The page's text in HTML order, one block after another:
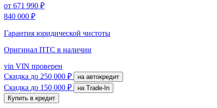
от 671 990 ₽
840 000 ₽
Гарантия юридической чистоты
Оригинал ПТС в наличии
vin VIN проверен
Скидка до 250 000 ₽ на автокредит
Скидка до 150 000 ₽
на Trade-In
Купить в кредит